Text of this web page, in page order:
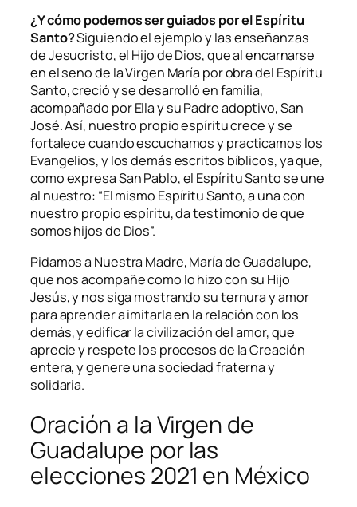
¿Y cómo podemos ser guiados por el Espíritu
Santo?Siguiendo el ejemplo y las enseñanzas
de Jesucristo, el Hijo de Dios, que al encarnarse
en el seno de la Virgen María por obra del Espíritu
Santo, creció y se desarrolló en familia,
acompañado por Ella y su Padre adoptivo, San
José. Así, nuestro propio espíritu crece y se
fortalece cuando escuchamos y practicamos los
Evangelios, y los demás escritos bíblicos, ya que,
como expresa San Pablo, el Espíritu Santo se une
al nuestro: “El mismo Espíritu Santo, a una con
nuestro propio espíritu, da testimonio de que
somos hijos de Dios”.
Pidamos a Nuestra Madre, María de Guadalupe,
que nos acompañe como lo hizo con su Hijo
Jesús, y nos siga mostrando su ternura y amor
para aprender a imitarla en la relación con los
demás, y edificar la civilización del amor, que
aprecie y respete los procesos de la Creación
entera, y genere una sociedad fraterna y
solidaria.
Oración a la Virgen de
Guadalupe por las
elecciones 2021 en México